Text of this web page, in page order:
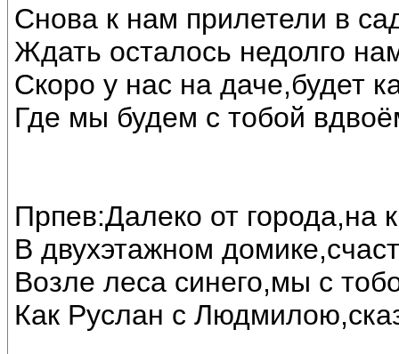
Снова к нам прилетели в
Ждать осталось недолго
Скоро у нас на даче,будет
Где мы будем с тобой
Прпев:Далеко от города,на
В двухэтажном
Возле леса синего,мы с
Как Руслан с